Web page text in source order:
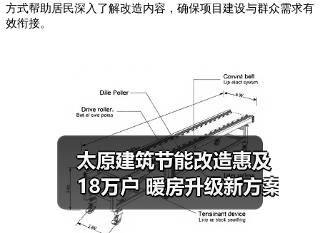
方式帮助居民深入了解改造内容，确保项目建设与群众需求有
效衔接。